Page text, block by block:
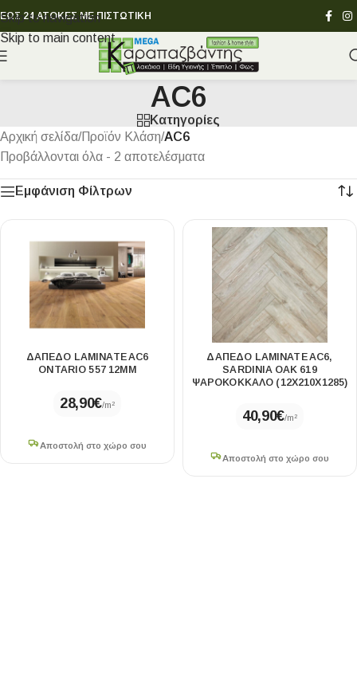
Skip to navigation
Skip to main content
ΕΩΣ 24 ΑΤΟΚΕΣ ΜΕ ΠΙΣΤΩΤΙΚΗ
AC6
Κατηγορίες
Αρχική σελίδα/Προϊόν Κλάση/AC6
Προβάλλονται όλα - 2 αποτελέσματα
Εμφάνιση Φίλτρων
ΔΑΠΕΔΟ LAMINATE AC6
ONTARIO 557 12MM
28,90€/m²
Αποστολή στο χώρο σου
ΔΆΠΕΔΟ LAMINATE AC6,
SARDINIA OAK 619
ΨΑΡΟΚΌΚΚΑΛΟ (12X210X1285)
40,90€/m²
Αποστολή στο χώρο σου